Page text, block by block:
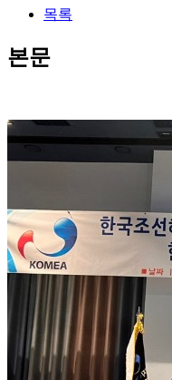
목록
본문